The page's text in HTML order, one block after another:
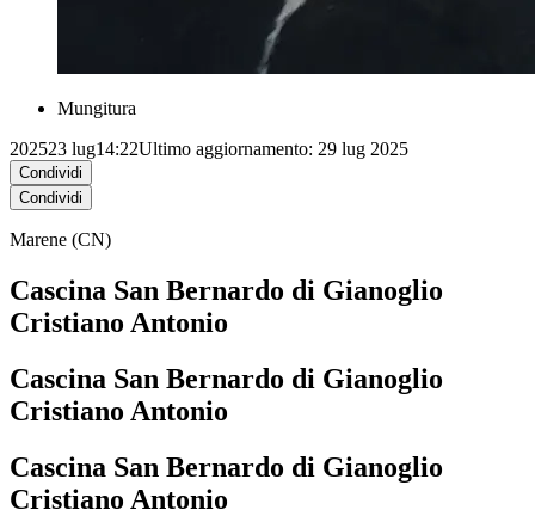
Mungitura
202523 lug14:22Ultimo aggiornamento: 29 lug 2025
Condividi
Condividi
Marene (CN)
Cascina San Bernardo di Gianoglio
Cristiano Antonio
Cascina San Bernardo di Gianoglio
Cristiano Antonio
Cascina San Bernardo di Gianoglio
Cristiano Antonio